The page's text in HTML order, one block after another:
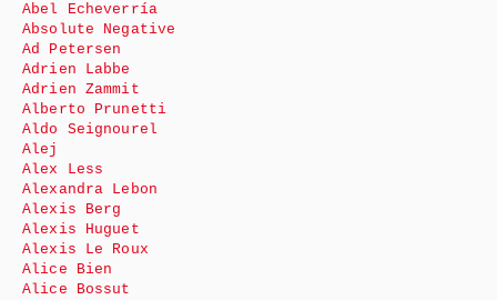
Abel Echeverría
Absolute Negative
Ad Petersen
Adrien Labbe
Adrien Zammit
Alberto Prunetti
Aldo Seignourel
Alej
Alex Less
Alexandra Lebon
Alexis Berg
Alexis Huguet
Alexis Le Roux
Alice Bien
Alice Bossut